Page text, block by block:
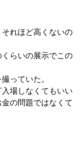
れほど高くないの
らいの展示でこの
っていた。
場しなくてもいい
の問題ではなくて